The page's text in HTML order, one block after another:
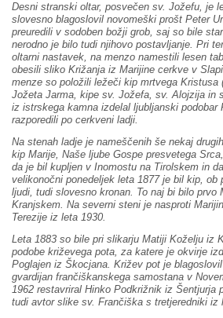
Desni stranski oltar, posvečen sv. Jožefu, je
slovesno blagoslovil novomeški prošt Peter
preuredili v sodoben božji grob, saj so bile
nerodno je bilo tudi njihovo postavljanje. Pri
oltarni nastavek, na menzo namestili lesen
obesili sliko Križanja iz Marijine cerkve v
menze so položili ležeči kip mrtvega Kristusa
Jožeta Jarma, kipe sv. Jožefa, sv. Alojzija in
iz istrskega kamna izdelal ljubljanski podobar
razporedili po cerkveni ladji.
Na stenah ladje je nameščenih še nekaj
kip Marije, Naše ljube Gospe presvetega
da je bil kupljen v Inomostu na Tirolskem in
velikonočni ponedeljek leta 1877 je bil kip,
ljudi, tudi slovesno kronan. To naj bi bilo prvo
Kranjskem. Na severni steni je nasproti
Terezije iz leta 1930.
Leta 1883 so bile pri slikarju Matiji Koželju iz
podobe križevega pota, za katere je okvirje
Poglajen iz Škocjana. Križev pot je
gvardijan frančiškanskega samostana v
1962 restavriral Hinko Podkrižnik iz Šentjurja
tudi avtor slike sv. Frančiška s tretjeredniki iz